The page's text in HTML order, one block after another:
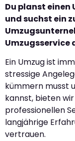
Du planst einen
und suchst ein
Umzugsservice
Ein Umzug ist
stressige
kümmern musst
kannst, bieten
professionellen
langjährige
vertrauen.